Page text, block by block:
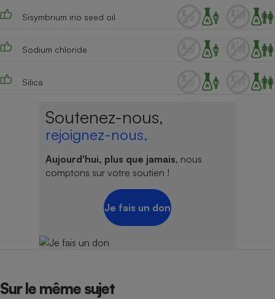
Sisymbrium irio seed oil
Sodium chloride
Silica
Soutenez-nous,
rejoignez-nous,
Aujourd'hui, plus que jamais, nous
comptons sur votre soutien !
Je fais un don
Sur le même sujet